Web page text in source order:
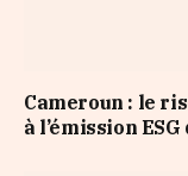
Cameroun : le
à l’émission